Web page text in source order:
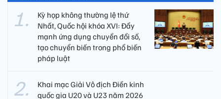
Kỳ họp không thường lệ thứ
Nhất, Quốc hội khóa XVI: Đẩy
mạnh ứng dụng chuyển đổi số,
tạo chuyển biến trong phổ biến
pháp luật
Khai mạc Giải Vô địch Điền kinh
quốc gia U20 và U23 năm 2026